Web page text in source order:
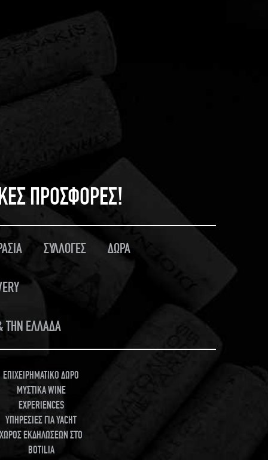
ΠΡΟΣΦΟΡΕΣ!
ΣΥΛΛΟΓΕΣ ΔΩΡΑ
ΤΗΝ ΕΛΛΑΔΑ
ΕΠΙΧΕΙΡΗΜΑΤΙΚΟ ΔΩΡΟ
ΜΥΣΤΙΚΑ WINE
EXPERIENCES
ΥΠΗΡΕΣΙΕΣ ΓΙΑ YACHT
ΧΩΡΟΣ ΕΚΔΗΛΩΣΕΩΝ ΣΤΟ
BOTILIA